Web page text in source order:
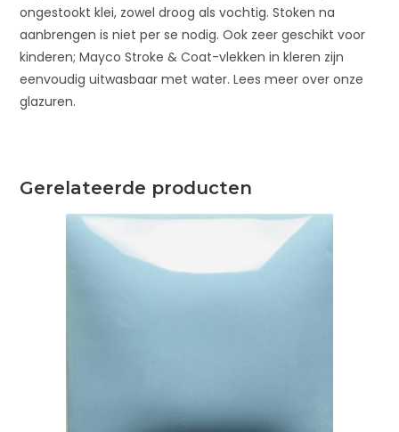
ongestookt klei, zowel droog als vochtig. Stoken na
aanbrengen is niet per se nodig. Ook zeer geschikt voor
kinderen; Mayco Stroke & Coat-vlekken in kleren zijn
eenvoudig uitwasbaar met water. Lees meer over onze
glazuren.
Gerelateerde producten